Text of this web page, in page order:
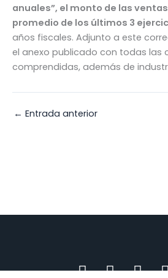
anuales”, el monto de las
promedio de los últimos 3
años fiscales. Adjunto a este
el anexo publicado con todas las
comprendidas, además de
← Entrada anterior